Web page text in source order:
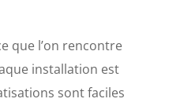
que l’on rencontre
installation est
sont faciles